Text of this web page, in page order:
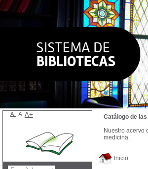
Inicio
Catálogo de
Nuestro acervo
medicina.
A- A A+